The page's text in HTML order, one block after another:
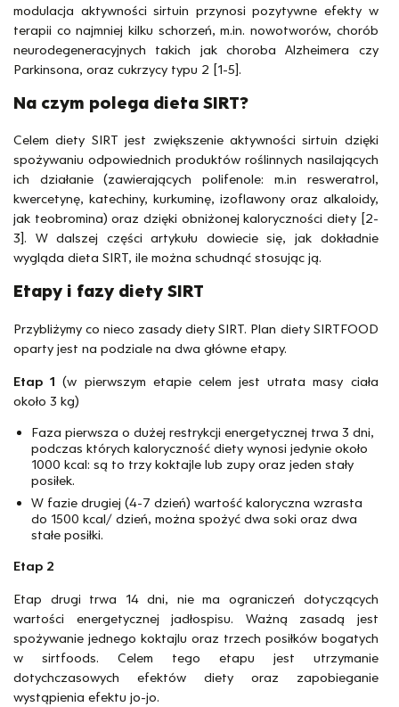
modulacja aktywności sirtuin przynosi pozytywne efekty w
terapii co najmniej kilku schorzeń, m.in. nowotworów, chorób
neurodegeneracyjnych takich jak choroba Alzheimera czy
Parkinsona, oraz cukrzycy typu 2 [1-5].
Na czym polega dieta SIRT?
Celem diety SIRT jest zwiększenie aktywności sirtuin dzięki
spożywaniu odpowiednich produktów roślinnych nasilających
ich działanie (zawierających polifenole: m.in resweratrol,
kwercetynę, katechiny, kurkuminę, izoflawony oraz alkaloidy,
jak teobromina) oraz dzięki obniżonej kaloryczności diety [2-
3]. W dalszej części artykułu dowiecie się, jak dokładnie
wygląda dieta SIRT, ile można schudnąć stosując ją.
Etapy i fazy diety SIRT
Przybliżymy co nieco zasady diety SIRT. Plan diety SIRTFOOD
oparty jest na podziale na dwa główne etapy.
Etap 1 (w pierwszym etapie celem jest utrata masy ciała
około 3 kg)
Faza pierwsza o dużej restrykcji energetycznej trwa 3 dni,
podczas których kaloryczność diety wynosi jedynie około
1000 kcal: są to trzy koktajle lub zupy oraz jeden stały
posiłek.
W fazie drugiej (4-7 dzień) wartość kaloryczna wzrasta
do 1500 kcal/ dzień, można spożyć dwa soki oraz dwa
stałe posiłki.
Etap 2
Etap drugi trwa 14 dni, nie ma ograniczeń dotyczących
wartości energetycznej jadłospisu. Ważną zasadą jest
spożywanie jednego koktajlu oraz trzech posiłków bogatych
w sirtfoods. Celem tego etapu jest utrzymanie
dotychczasowych efektów diety oraz zapobieganie
wystąpienia efektu jo-jo.